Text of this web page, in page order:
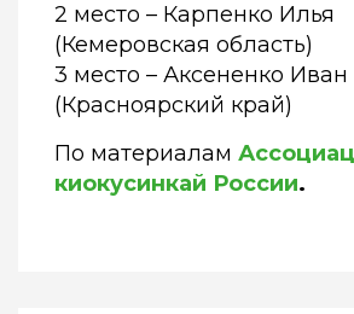
2 место – Карпенко Илья
(Кемеровская область)
3 место – Аксененко Иван
(Красноярский край)
По материалам
киокусинкай России.